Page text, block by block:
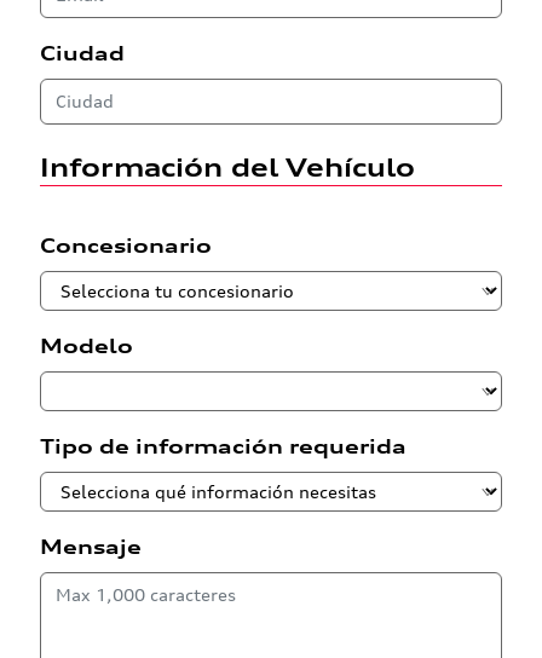
Ciudad
Información del Vehículo
Concesionario
Modelo
Tipo de información requerida
Mensaje